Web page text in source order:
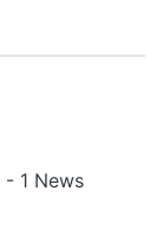
- 1 News